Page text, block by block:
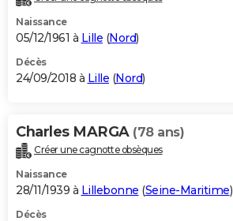
Naissance
05/12/1961 à Lille (Nord)
Décès
24/09/2018 à Lille (Nord)
Charles MARGA (78 ans)
Créer une cagnotte obsèques
Naissance
28/11/1939 à Lillebonne (Seine-Maritime)
Décès